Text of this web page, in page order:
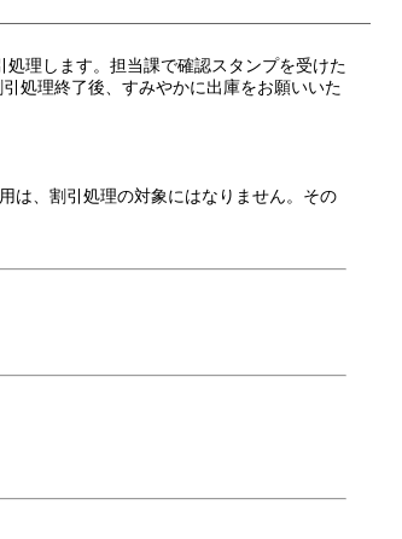
理します。担当課で確認スタンプを受けた
処理終了後、すみやかに出庫をお願いいた
は、割引処理の対象にはなりません。その